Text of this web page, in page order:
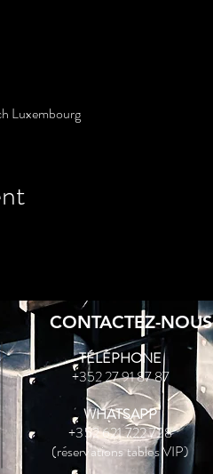
Luxembourg
CONTACTEZ-NOUS
TÉLÉPHONE
+352 27 91 87 87
WHATSAPP
+352 621 722 728
(réservations tables VIP)